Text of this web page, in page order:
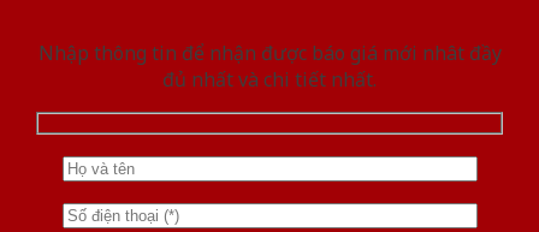
Nhập thông tin để nhận được báo giá mới nhât đầy
đủ nhất và chi tiết nhất.